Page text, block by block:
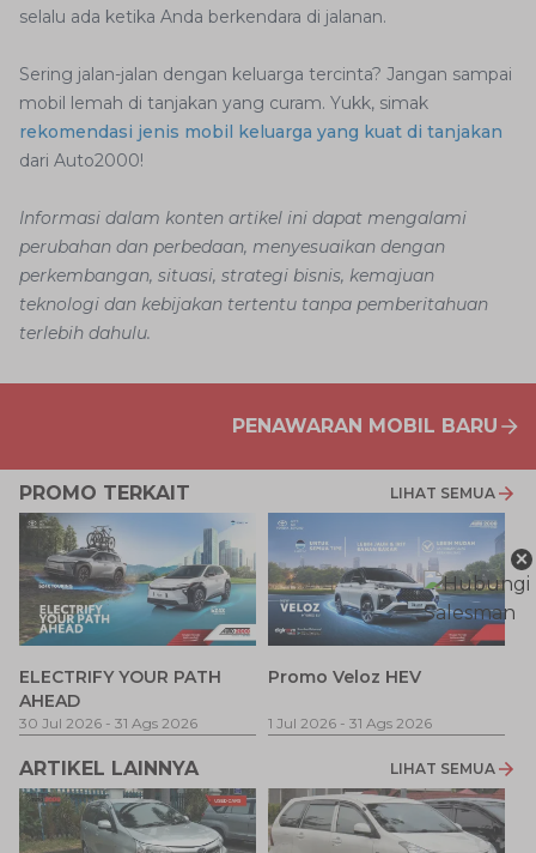
selalu ada ketika Anda berkendara di jalanan.
Sering jalan-jalan dengan keluarga tercinta? Jangan sampai
mobil lemah di tanjakan yang curam. Yukk, simak
rekomendasi jenis mobil keluarga yang kuat di tanjakan
dari Auto2000!
Informasi dalam konten artikel ini dapat mengalami
perubahan dan perbedaan, menyesuaikan dengan
perkembangan, situasi, strategi bisnis, kemajuan
teknologi dan kebijakan tertentu tanpa pemberitahuan
terlebih dahulu.
PENAWARAN MOBIL BARU
PROMO TERKAIT LIHAT SEMUA
ELECTRIFY YOUR PATH
AHEAD
30 Jul 2026 - 31 Ags 2026
Promo Veloz HEV
1 Jul 2026 - 31 Ags 2026
ARTIKEL LAINNYA LIHAT SEMUA
×